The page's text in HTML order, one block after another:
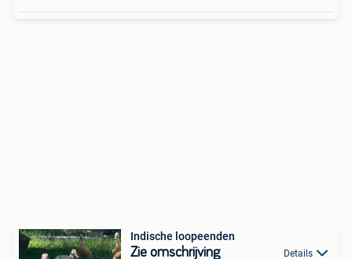
Indische loopeenden
Zie omschrijving Details